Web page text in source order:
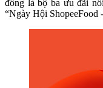
đồng là bộ ba ưu đãi
“Ngày Hội ShopeeFood